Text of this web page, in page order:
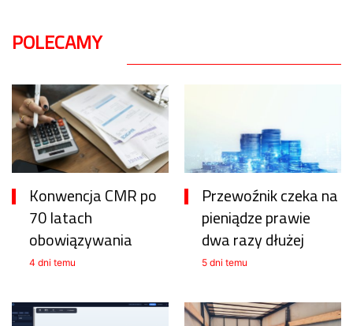
POLECAMY
Konwencja CMR po
70 latach
obowiązywania
4 dni temu
Przewoźnik czeka na
pieniądze prawie
dwa razy dłużej
5 dni temu